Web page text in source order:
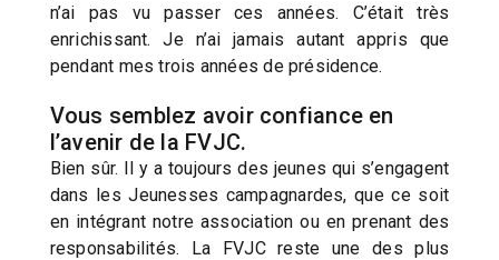
n’ai pas vu passer ces années. C’était très
enrichissant. Je n’ai jamais autant appris que
pendant mes trois années de présidence.
Vous semblez avoir confiance en
l’avenir de la FVJC.
Bien sûr. Il y a toujours des jeunes qui s’engagent
dans les Jeunesses campagnardes, que ce soit
en intégrant notre association ou en prenant des
responsabilités. La FVJC reste une des plus